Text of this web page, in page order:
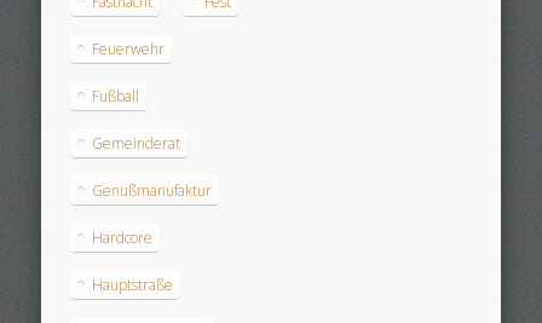
Feuerwehr
Fußball
Gemeinderat
Genußmanufaktur
Hardcore
Hauptstraße